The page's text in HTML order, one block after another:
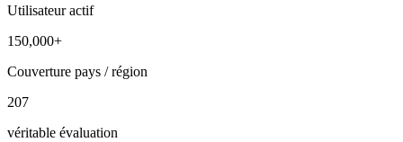
Utilisateur actif
150,000+
Couverture pays / région
207
véritable évaluation